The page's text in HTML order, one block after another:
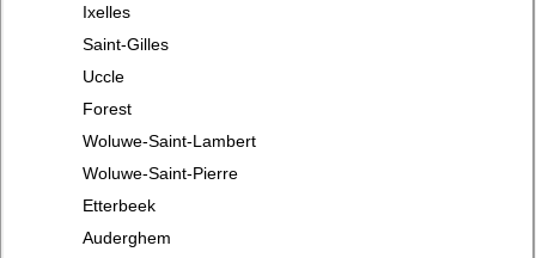
Ixelles
Saint-Gilles
Uccle
Forest
Woluwe-Saint-Lambert
Woluwe-Saint-Pierre
Etterbeek
Auderghem